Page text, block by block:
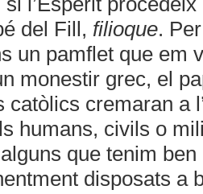
del Fill, filioque.
un pamflet que em
monestir grec, el
catòlics cremaran a
humans, civils o
que tenim
disposats a